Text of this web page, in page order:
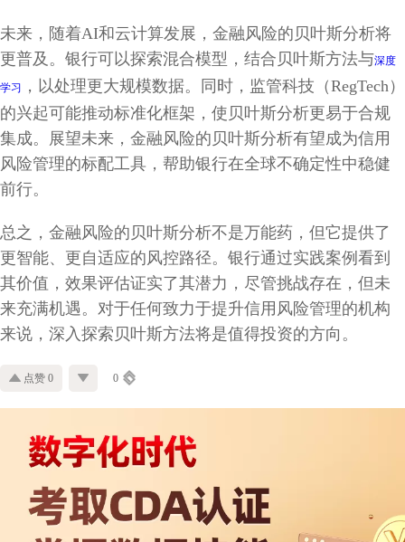
未来，随着AI和云计算发展，金融风险的贝叶斯分析将
更普及。银行可以探索混合模型，结合贝叶斯方法与深度
学习
，以处理更大规模数据。同时，监管科技（RegTech）
的兴起可能推动标准化框架，使贝叶斯分析更易于合规
集成。展望未来，金融风险的贝叶斯分析有望成为信用
风险管理的标配工具，帮助银行在全球不确定性中稳健
前行。
总之，金融风险的贝叶斯分析不是万能药，但它提供了
更智能、更自适应的风控路径。银行通过实践案例看到
其价值，效果评估证实了其潜力，尽管挑战存在，但未
来充满机遇。对于任何致力于提升信用风险管理的机构
来说，深入探索贝叶斯方法将是值得投资的方向。
点赞 0 0